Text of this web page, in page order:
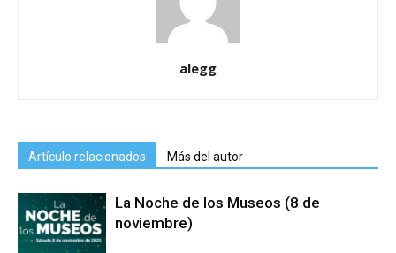
alegg
Artículo relacionados Más del autor
La Noche de los Museos (8 de
noviembre)